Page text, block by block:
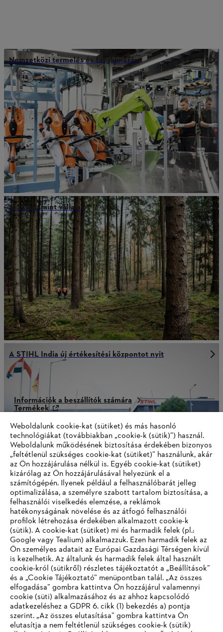
Nemzetközi termelés és forgalmazás
A STIHL mint vállalat
A STIHL India új értékesítési központot nyit
Információk a beszállítók számára
Termékek
Karrier
Bejelentő rendszer
Impresszum Adatvédelmi szabályzat Cookie információk
ANDREAS STIHL AG & Co. KG ©2023
Weboldalunk cookie-kat (sütiket) és más hasonló
technológiákat (továbbiakban „cookie-k (sütik)”) használ.
Weboldalunk működésének biztosítása érdekében bizonyos
„feltétlenül szükséges cookie-kat (sütiket)” használunk, akár
az Ön hozzájárulása nélkül is. Egyéb cookie-kat (sütiket)
kizárólag az Ön hozzájárulásával helyezünk el a
számítógépén. Ilyenek például a felhasználóbarát jelleg
optimalizálása, a személyre szabott tartalom biztosítása, a
felhasználói viselkedés elemzése, a reklámok
hatékonyságának növelése és az átfogó felhasználói
profilok létrehozása érdekében alkalmazott cookie-k
(sütik). A cookie-kat (sütiket) mi és harmadik felek (pl.:
Google vagy Tealium) alkalmazzuk. Ezen harmadik felek az
Ön személyes adatait az Európai Gazdasági Térségen kívül
is kezelhetik. Az általunk és harmadik felek által használt
cookie-król (sütikről) részletes tájékoztatót a „Beállítások”
és a „Cookie Tájékoztató” menüpontban talál. „Az összes
elfogadása” gombra kattintva Ön hozzájárul valamennyi
cookie (süti) alkalmazásához és az ahhoz kapcsolódó
adatkezeléshez a GDPR 6. cikk (1) bekezdés a) pontja
szerint. „Az összes elutasítása” gombra kattintva Ön
elutasítja a nem feltétlenül szükséges cookie-k (sütik)